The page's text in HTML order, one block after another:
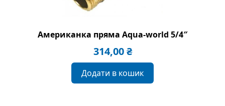
Американка пряма Aqua-world 5/4″
314,00₴
Додати в кошик